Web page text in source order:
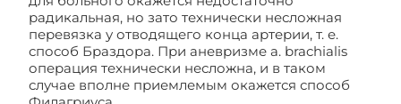
радикальная, но зато технически несложная
перевязка у отводящего конца артерии, т. е.
способ Браздора. При аневризме а. brachialis
операция технически несложна, и в таком
случае вполне приемлемым окажется способ